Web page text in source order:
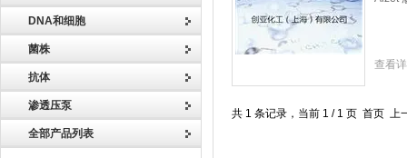
DNA和细胞
菌株
抗体
渗透压泵
全部产品列表
查看
共 1 条记录，当前 1 / 1 页 首页